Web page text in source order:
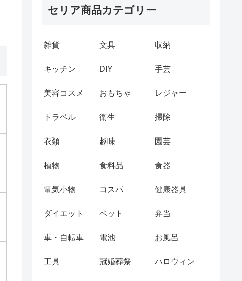
セリア商品カテゴリー
雑貨 文具 収納
キッチン DIY 手芸
美容コスメ おもちゃ レジャー
トラベル 衛生 掃除
衣類 趣味 園芸
植物 食料品 食器
電気小物 コスパ 健康器具
ダイエット ペット 弁当
車・自転車 電池 お風呂
工具 冠婚葬祭 ハロウィン